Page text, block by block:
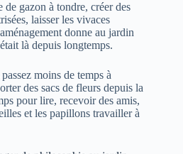
gazon à tondre, créer des
laisser les vivaces
donne au jardin
là depuis longtemps.
moins de temps à
des sacs de fleurs depuis la
pour lire, recevoir des amis,
et les papillons travailler à